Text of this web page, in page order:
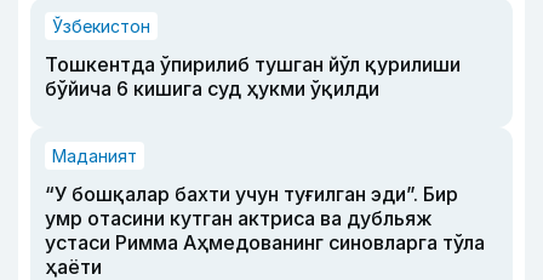
Ўзбекистон
Тошкентда ўпирилиб тушган йўл қурилиши
бўйича 6 кишига суд ҳукми ўқилди
Маданият
“У бошқалар бахти учун туғилган эди”. Бир
умр отасини кутган актриса ва дубльяж
устаси Римма Аҳмедованинг синовларга тўла
ҳаёти